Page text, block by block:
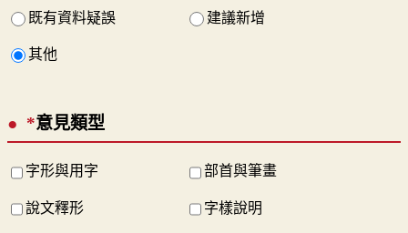
既有資料疑誤 建議新增
其他
*意見類型
字形與用字 部首與筆畫
說文釋形 字樣說明